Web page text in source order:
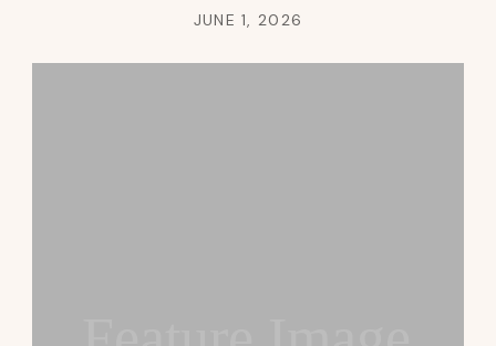
JUNE 1, 2026